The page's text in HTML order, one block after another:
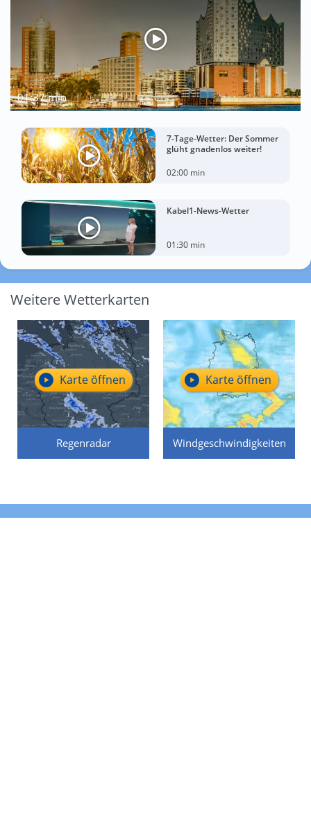
01:37 min
7-Tage-Wetter: Der Sommer
glüht gnadenlos weiter!
02:00 min
Kabel1-News-Wetter
01:30 min
Weitere Wetterkarten
Regenradar
Karte öffnen
Windgeschwindigkeiten
Karte öffnen